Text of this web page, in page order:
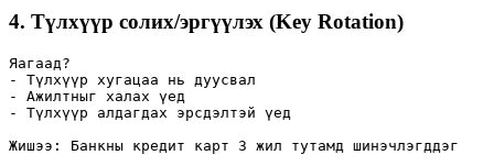
4. Түлхүүр солих/эргүүлэх (Key Rotation)
Яагаад?
- Түлхүүр хугацаа нь дуусвал
- Ажилтныг халах үед
- Түлхүүр алдагдах эрсдэлтэй үед
Жишээ: Банкны кредит карт 3 жил тутамд шинэчлэгддэг